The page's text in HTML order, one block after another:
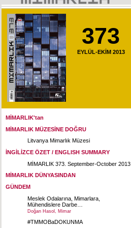
373
EYLÜL-EKİM 2013
MİMARLIK'tan
MİMARLIK MÜZESİNE DOĞRU
Litvanya Mimarlık Müzesi
İNGİLİZCE ÖZET / ENGLISH SUMMARY
MİMARLIK 373. September-October 2013
MİMARLIK DÜNYASINDAN
GÜNDEM
Meslek Odalarına, Mimarlara,
Mühendislere Darbe…
Doğan Hasol, Mimar
#TMMOBaDOKUNMA